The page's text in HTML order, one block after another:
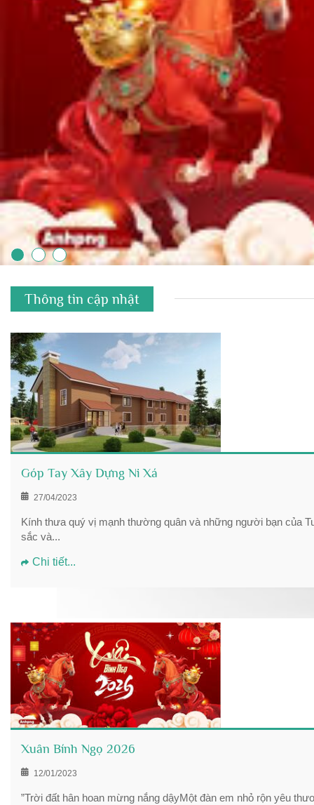
Thông tin cập nhật
Góp Tay Xây Dựng Ni Xá
27/04/2023
Kính thưa quý vị mạnh thường quân và những người bạn của
sắc và...
Chi tiết...
Xuân Bính Ngọ 2026
12/01/2023
”Trời đất hân hoan mừng nắng dậyMột đàn em nhỏ rộn yêu